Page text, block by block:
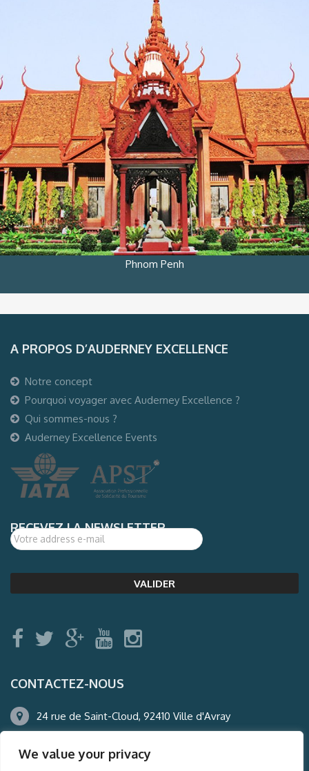
We value your privacy
Phnom Penh
A PROPOS D’AUDERNEY EXCELLENCE
Notre concept
Pourquoi voyager avec Auderney Excellence ?
Qui sommes-nous ?
Auderney Excellence Events
RECEVEZ LA NEWSLETTER
CONTACTEZ-NOUS
24 rue de Saint-Cloud, 92410 Ville d'Avray